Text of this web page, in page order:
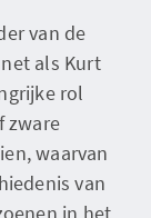
van de
als Kurt
rol
zware
waarvan
van